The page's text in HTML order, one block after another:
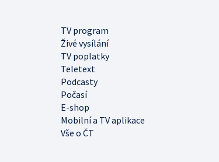
TV program
Živé vysílání
TV poplatky
Teletext
Podcasty
Počasí
E-shop
Mobilní a TV aplikace
Vše o ČT